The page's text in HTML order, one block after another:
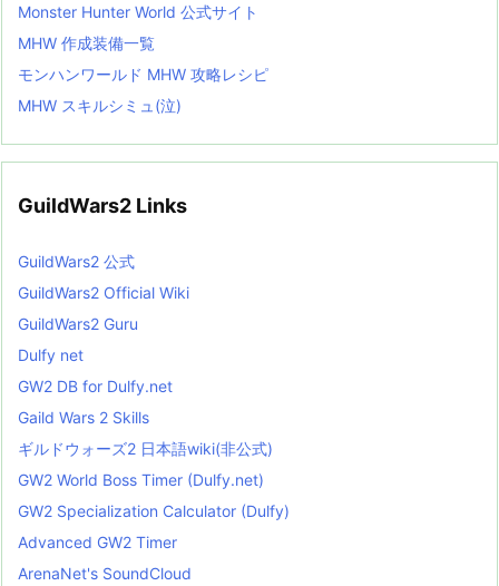
Monster Hunter World 公式サイト
MHW 作成装備一覧
モンハンワールド MHW 攻略レシピ
MHW スキルシミュ(泣)
GuildWars2 Links
GuildWars2 公式
GuildWars2 Official Wiki
GuildWars2 Guru
Dulfy net
GW2 DB for Dulfy.net
Gaild Wars 2 Skills
ギルドウォーズ2 日本語wiki(非公式)
GW2 World Boss Timer (Dulfy.net)
GW2 Specialization Calculator (Dulfy)
Advanced GW2 Timer
ArenaNet's SoundCloud